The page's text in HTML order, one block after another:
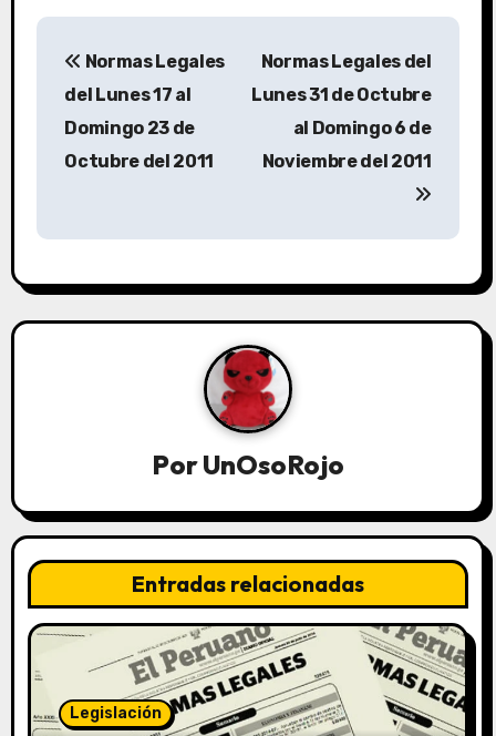
Normas Legales
del Lunes 17 al
Domingo 23 de
Octubre del 2011
Normas Legales del
Lunes 31 de Octubre
al Domingo 6 de
Noviembre del 2011
PorUnOsoRojo
Entradas relacionadas
Legislación